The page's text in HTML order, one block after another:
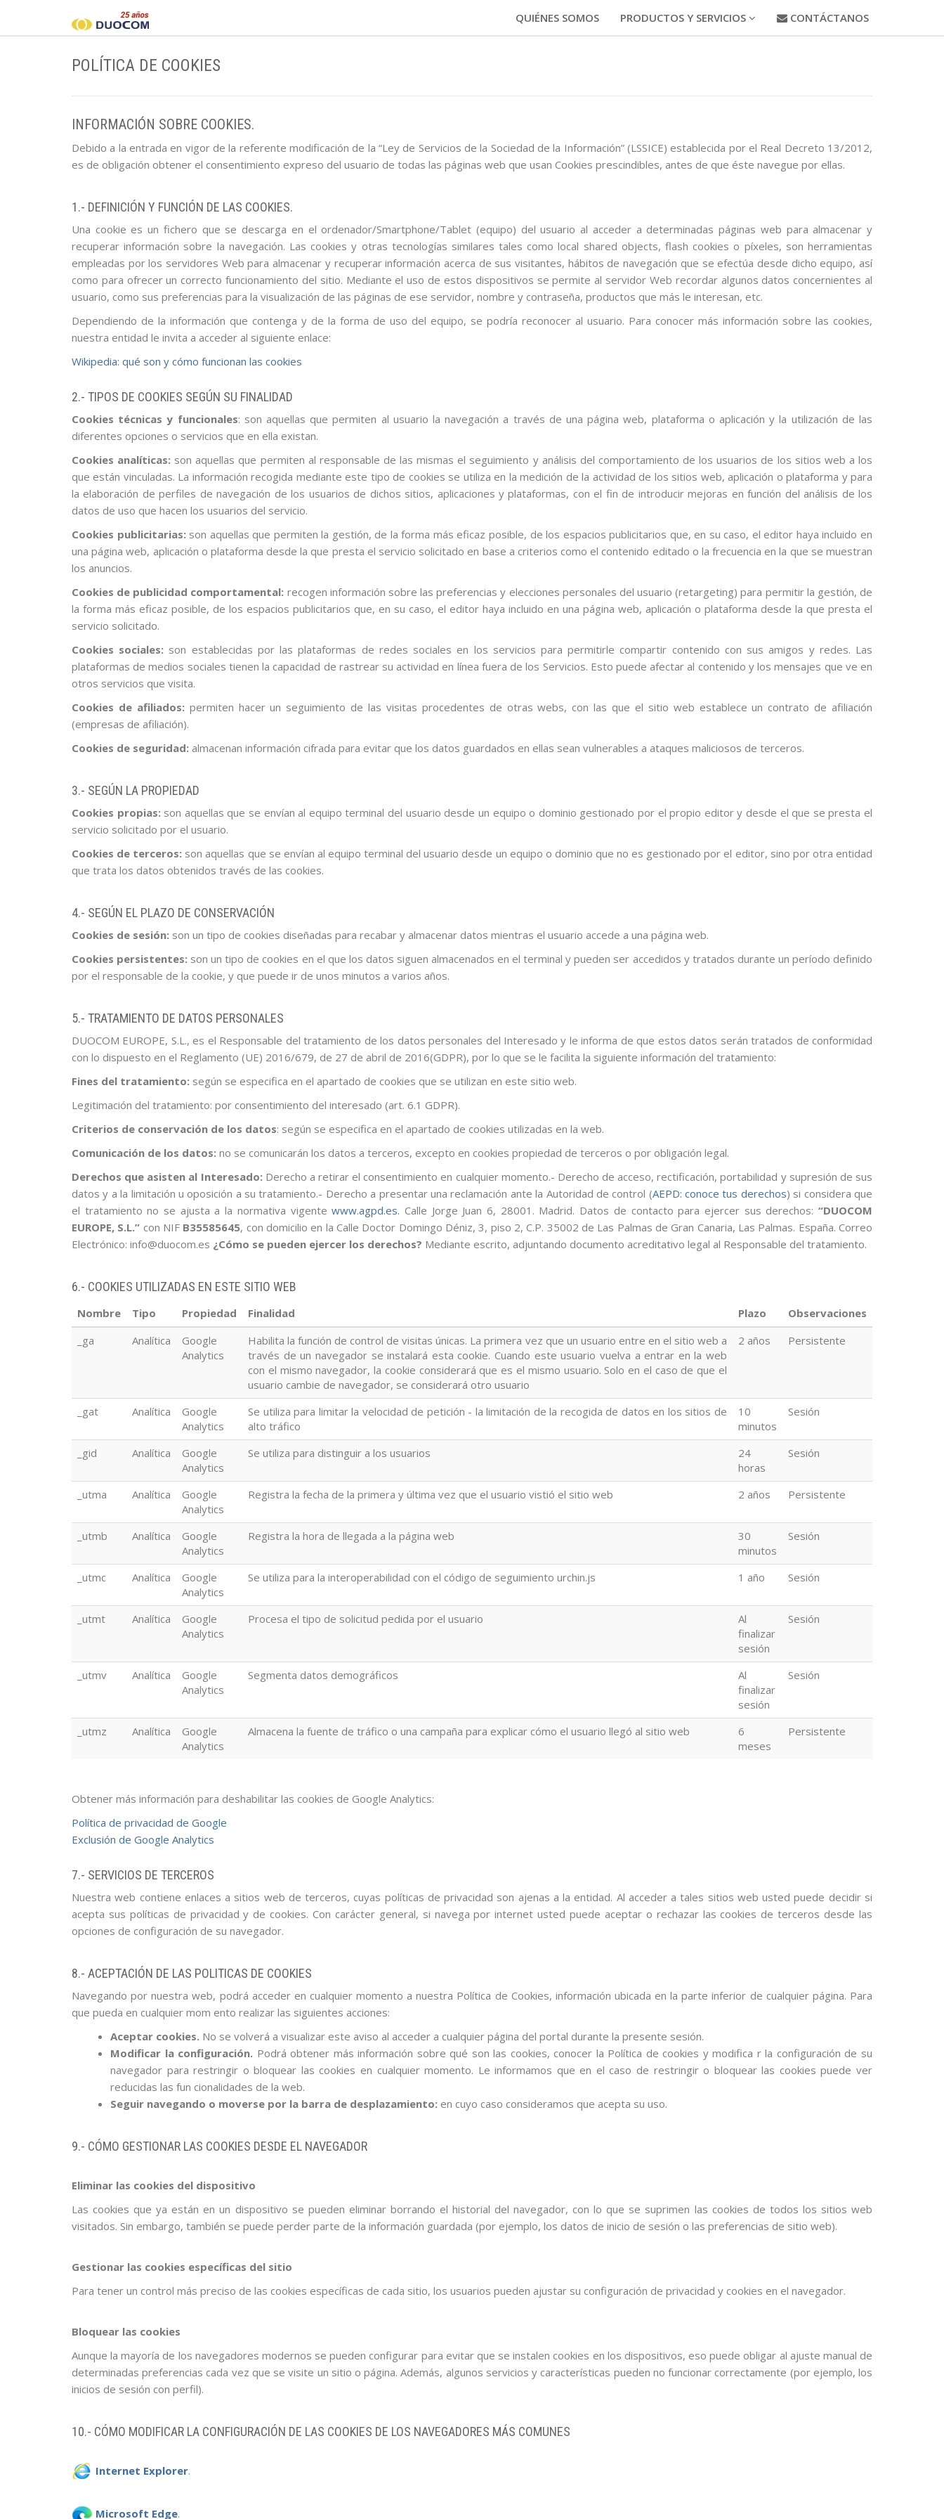
QUIÉNES SOMOS PRODUCTOS Y SERVICIOS CONTÁCTANOS
POLÍTICA DE COOKIES
INFORMACIÓN SOBRE COOKIES.
Debido a la entrada en vigor de la referente modificación de la “Ley de Servicios de la Sociedad de la Información” (LSSICE) establecida por el Real Decreto 13/2012,
es de obligación obtener el consentimiento expreso del usuario de todas las páginas web que usan Cookies prescindibles, antes de que éste navegue por ellas.
1.- DEFINICIÓN Y FUNCIÓN DE LAS COOKIES.
Una cookie es un fichero que se descarga en el ordenador/Smartphone/Tablet (equipo) del usuario al acceder a determinadas páginas web para almacenar y
recuperar información sobre la navegación. Las cookies y otras tecnologías similares tales como local shared objects, flash cookies o píxeles, son herramientas
empleadas por los servidores Web para almacenar y recuperar información acerca de sus visitantes, hábitos de navegación que se efectúa desde dicho equipo, así
como para ofrecer un correcto funcionamiento del sitio. Mediante el uso de estos dispositivos se permite al servidor Web recordar algunos datos concernientes al
usuario, como sus preferencias para la visualización de las páginas de ese servidor, nombre y contraseña, productos que más le interesan, etc.
Dependiendo de la información que contenga y de la forma de uso del equipo, se podría reconocer al usuario. Para conocer más información sobre las cookies,
nuestra entidad le invita a acceder al siguiente enlace:
Wikipedia: qué son y cómo funcionan las cookies
2.- TIPOS DE COOKIES SEGÚN SU FINALIDAD
Cookies técnicas y funcionales: son aquellas que permiten al usuario la navegación a través de una página web, plataforma o aplicación y la utilización de las
diferentes opciones o servicios que en ella existan.
Cookies analíticas: son aquellas que permiten al responsable de las mismas el seguimiento y análisis del comportamiento de los usuarios de los sitios web a los
que están vinculadas. La información recogida mediante este tipo de cookies se utiliza en la medición de la actividad de los sitios web, aplicación o plataforma y para
la elaboración de perfiles de navegación de los usuarios de dichos sitios, aplicaciones y plataformas, con el fin de introducir mejoras en función del análisis de los
datos de uso que hacen los usuarios del servicio.
Cookies publicitarias: son aquellas que permiten la gestión, de la forma más eficaz posible, de los espacios publicitarios que, en su caso, el editor haya incluido en
una página web, aplicación o plataforma desde la que presta el servicio solicitado en base a criterios como el contenido editado o la frecuencia en la que se muestran
los anuncios.
Cookies de publicidad comportamental: recogen información sobre las preferencias y elecciones personales del usuario (retargeting) para permitir la gestión, de
la forma más eficaz posible, de los espacios publicitarios que, en su caso, el editor haya incluido en una página web, aplicación o plataforma desde la que presta el
servicio solicitado.
Cookies sociales: son establecidas por las plataformas de redes sociales en los servicios para permitirle compartir contenido con sus amigos y redes. Las
plataformas de medios sociales tienen la capacidad de rastrear su actividad en línea fuera de los Servicios. Esto puede afectar al contenido y los mensajes que ve en
otros servicios que visita.
Cookies de afiliados: permiten hacer un seguimiento de las visitas procedentes de otras webs, con las que el sitio web establece un contrato de afiliación
(empresas de afiliación).
Cookies de seguridad: almacenan información cifrada para evitar que los datos guardados en ellas sean vulnerables a ataques maliciosos de terceros.
3.- SEGÚN LA PROPIEDAD
Cookies propias: son aquellas que se envían al equipo terminal del usuario desde un equipo o dominio gestionado por el propio editor y desde el que se presta el
servicio solicitado por el usuario.
Cookies de terceros: son aquellas que se envían al equipo terminal del usuario desde un equipo o dominio que no es gestionado por el editor, sino por otra entidad
que trata los datos obtenidos través de las cookies.
4.- SEGÚN EL PLAZO DE CONSERVACIÓN
Cookies de sesión: son un tipo de cookies diseñadas para recabar y almacenar datos mientras el usuario accede a una página web.
Cookies persistentes: son un tipo de cookies en el que los datos siguen almacenados en el terminal y pueden ser accedidos y tratados durante un período definido
por el responsable de la cookie, y que puede ir de unos minutos a varios años.
5.- TRATAMIENTO DE DATOS PERSONALES
DUOCOM EUROPE, S.L., es el Responsable del tratamiento de los datos personales del Interesado y le informa de que estos datos serán tratados de conformidad
con lo dispuesto en el Reglamento (UE) 2016/679, de 27 de abril de 2016(GDPR), por lo que se le facilita la siguiente información del tratamiento:
Fines del tratamiento: según se especifica en el apartado de cookies que se utilizan en este sitio web.
Legitimación del tratamiento: por consentimiento del interesado (art. 6.1 GDPR).
Criterios de conservación de los datos: según se especifica en el apartado de cookies utilizadas en la web.
Comunicación de los datos: no se comunicarán los datos a terceros, excepto en cookies propiedad de terceros o por obligación legal.
Derechos que asisten al Interesado: Derecho a retirar el consentimiento en cualquier momento.- Derecho de acceso, rectificación, portabilidad y supresión de sus
datos y a la limitación u oposición a su tratamiento.- Derecho a presentar una reclamación ante la Autoridad de control (AEPD: conoce tus derechos) si considera que
el tratamiento no se ajusta a la normativa vigentewww.agpd.es. Calle Jorge Juan 6, 28001. Madrid. Datos de contacto para ejercer sus derechos:“DUOCOM
EUROPE, S.L.” con NIF B35585645, con domicilio en la Calle Doctor Domingo Déniz, 3, piso 2, C.P. 35002 de Las Palmas de Gran Canaria, Las Palmas. España. Correo
Electrónico: info@duocom.es ¿Cómo se pueden ejercer los derechos? Mediante escrito, adjuntando documento acreditativo legal al Responsable del tratamiento.
6.- COOKIES UTILIZADAS EN ESTE SITIO WEB
Nombre Tipo Propiedad Finalidad Plazo
Observaciones
_ga
Analítica
Google
Analytics
Habilita la función de control de visitas únicas. La primera vez que un usuario entre en el sitio web a
través de un navegador se instalará esta cookie. Cuando este usuario vuelva a entrar en la web
con el mismo navegador, la cookie considerará que es el mismo usuario. Solo en el caso de que el
usuario cambie de navegador, se considerará otro usuario
2 años Persistente
_gat Analítica
Google
Analytics
Se utiliza para limitar la velocidad de petición - la limitación de la recogida de datos en los sitios de
alto tráfico
10
minutos
Sesión
_gid Analítica
Google
Analytics
Se utiliza para distinguir a los usuarios
24
horas
Sesión
_utma Analítica
Google
Analytics
Registra la fecha de la primera y última vez que el usuario vistió el sitio web 2 años Persistente
_utmb Analítica
Google
Analytics
Registra la hora de llegada a la página web
30
minutos
Sesión
_utmc Analítica
Google
Analytics
Se utiliza para la interoperabilidad con el código de seguimiento urchin.js 1 año Sesión
_utmt Analítica
Google
Analytics
Procesa el tipo de solicitud pedida por el usuario
Al
finalizar
sesión
Sesión
_utmv Analítica
Google
Analytics
Segmenta datos demográficos
Al
finalizar
sesión
Sesión
_utmz Analítica
Google
Analytics
Almacena la fuente de tráfico o una campaña para explicar cómo el usuario llegó al sitio web
6
meses
Persistente
Obtener más información para deshabilitar las cookies de Google Analytics:
Política de privacidad de Google
Exclusión de Google Analytics
7.- SERVICIOS DE TERCEROS
Nuestra web contiene enlaces a sitios web de terceros, cuyas políticas de privacidad son ajenas a la entidad. Al acceder a tales sitios web usted puede decidir si
acepta sus políticas de privacidad y de cookies. Con carácter general, si navega por internet usted puede aceptar o rechazar las cookies de terceros desde las
opciones de configuración de su navegador.
8.- ACEPTACIÓN DE LAS POLITICAS DE COOKIES
Navegando por nuestra web, podrá acceder en cualquier momento a nuestra Política de Cookies, información ubicada en la parte inferior de cualquier página. Para
que pueda en cualquier mom ento realizar las siguientes acciones:
Aceptar cookies. No se volverá a visualizar este aviso al acceder a cualquier página del portal durante la presente sesión.
Modificar la configuración. Podrá obtener más información sobre qué son las cookies, conocer la Política de cookies y modifica r la configuración de su
navegador para restringir o bloquear las cookies en cualquier momento. Le informamos que en el caso de restringir o bloquear las cookies puede ver
reducidas las fun cionalidades de la web.
Seguir navegando o moverse por la barra de desplazamiento: en cuyo caso consideramos que acepta su uso.
9.- CÓMO GESTIONAR LAS COOKIES DESDE EL NAVEGADOR
Eliminar las cookies del dispositivo
Las cookies que ya están en un dispositivo se pueden eliminar borrando el historial del navegador, con lo que se suprimen las cookies de todos los sitios web
visitados. Sin embargo, también se puede perder parte de la información guardada (por ejemplo, los datos de inicio de sesión o las preferencias de sitio web).
Gestionar las cookies específicas del sitio
Para tener un control más preciso de las cookies específicas de cada sitio, los usuarios pueden ajustar su configuración de privacidad y cookies en el navegador.
Bloquear las cookies
Aunque la mayoría de los navegadores modernos se pueden configurar para evitar que se instalen cookies en los dispositivos, eso puede obligar al ajuste manual de
determinadas preferencias cada vez que se visite un sitio o página. Además, algunos servicios y características pueden no funcionar correctamente (por ejemplo, los
inicios de sesión con perfil).
10.- CÓMO MODIFICAR LA CONFIGURACIÓN DE LAS COOKIES DE LOS NAVEGADORES MÁS COMUNES
Internet Explorer.
Microsoft Edge.